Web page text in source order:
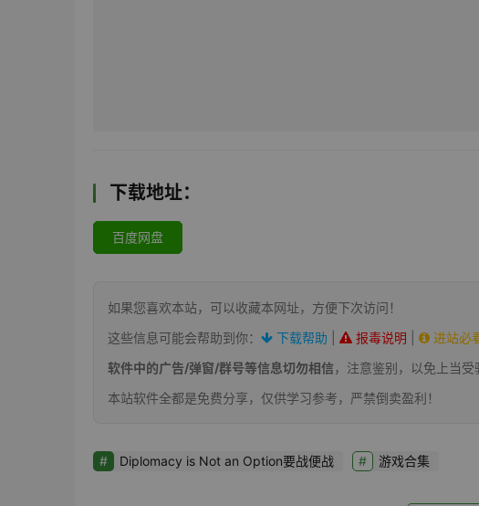
下载地址：
百度网盘
如果您喜欢本站，可以收藏本网址，方便下次访问！
这些信息可能会帮助到你：
下载帮助 报毒说明
进站必
软件中的广告/弹窗/群号等信息切勿相信，注意鉴别，以免上当受
本站软件全都是免费分享，仅供学习参考，严禁倒卖盈利！
Diplomacy is Not an Option要战便战 游戏合集